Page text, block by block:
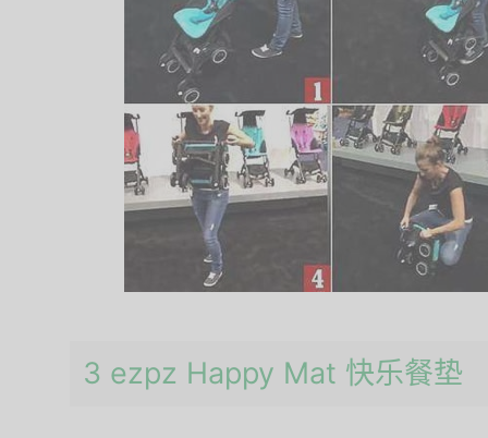
3 ezpz Happy Mat 快乐餐垫